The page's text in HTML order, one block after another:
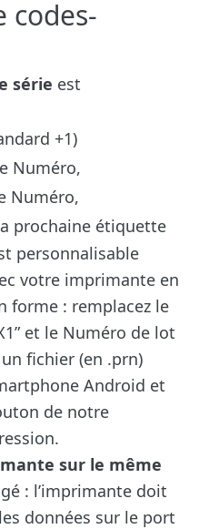
codes-
série est
+1)
Numéro,
Numéro,
prochaine étiquette
personnalisable
votre imprimante en
forme : remplacez le
et le Numéro de lot
un fichier (en .prn)
Android et
de notre
sur le même
: l’imprimante doit
données sur le port